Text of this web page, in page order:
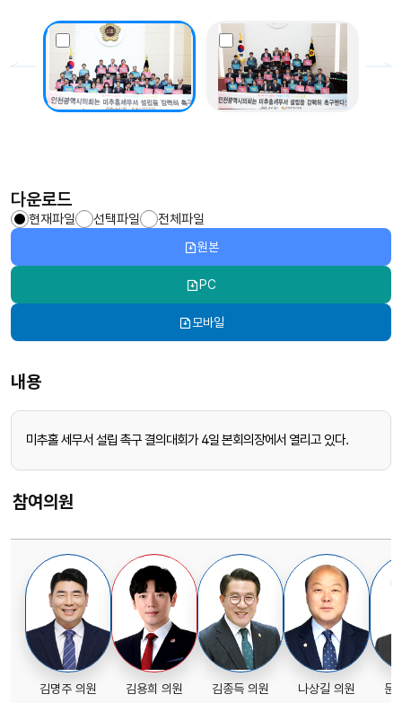
다운로드
현재파일 선택파일 전체파일
원본
PC
모바일
내용
미추홀 세무서 설립 촉구 결의대회가 4일 본회의장에서 열리고 있다.
참여의원
김명주 의원 김용희 의원 김종득 의원 나상길 의원 문